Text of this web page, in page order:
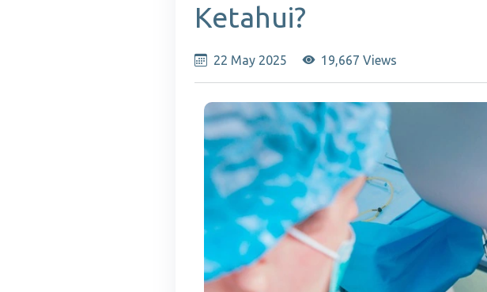
Ketahui?
22 May 2025 19,667 Views